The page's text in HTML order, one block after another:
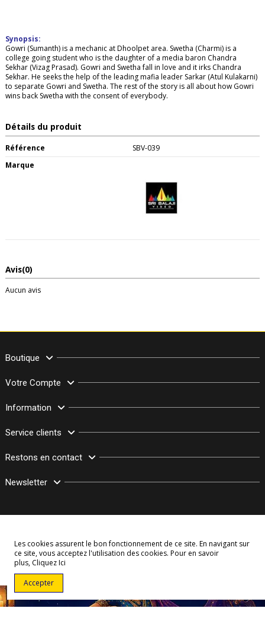
Synopsis:
Gowri (Sumanth) is a mechanic at Dhoolpet area. Swetha (Charmi) is a
college going student who is the daughter of a media baron Chandra
Sekhar (Vizag Prasad). Gowri and Swetha fall in love and it irks Chandra
Sekhar. He seeks the help of the leading mafia leader Sarkar (Atul Kulakarni)
to separate Gowri and Swetha. The rest of the story is all about how Gowri
wins back Swetha with the consent of everybody.
Détails du produit
Référence
SBV-039
Marque
Avis(0)
Aucun avis
Boutique
Votre Compte
Information
Service clients
Restons en contact
Newsletter
© Copyright 2003–2026 Bollymarket.com - Tous Droits Réservés
Les cookies assurent le bon fonctionnement de ce site. En navigant sur
ce site, vous acceptez l'utilisation des cookies. Pour en savoir
plus, Cliquez Ici
Accepter